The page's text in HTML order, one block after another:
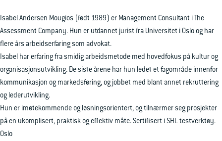
Isabel Andersen Mougios (født 1989) er Management Consultant i The
Assessment Company. Hun er utdannet jurist fra Universitet i Oslo og har
flere års arbeidserfaring som advokat.
Isabel har erfaring fra smidig arbeidsmetode med hovedfokus på kultur og
organisasjonsutvikling. De siste årene har hun ledet et fagområde innenfor
kommunikasjon og markedsføring, og jobbet med blant annet rekruttering
og lederutvikling.
Hun er imøtekommende og løsningsorientert, og tilnærmer seg prosjekter
på en ukomplisert, praktisk og effektiv måte. Sertifisert i SHL testverktøy.
Oslo